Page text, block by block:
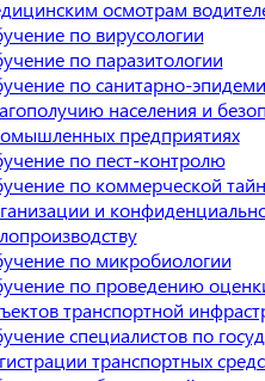
осмотрам
по вирусологии
по паразитологии
по санитарно-
населения и
предприятиях
по пест-контролю
по коммерческой
и
по микробиологии
по проведению
транспортной
специалистов по
транспортных